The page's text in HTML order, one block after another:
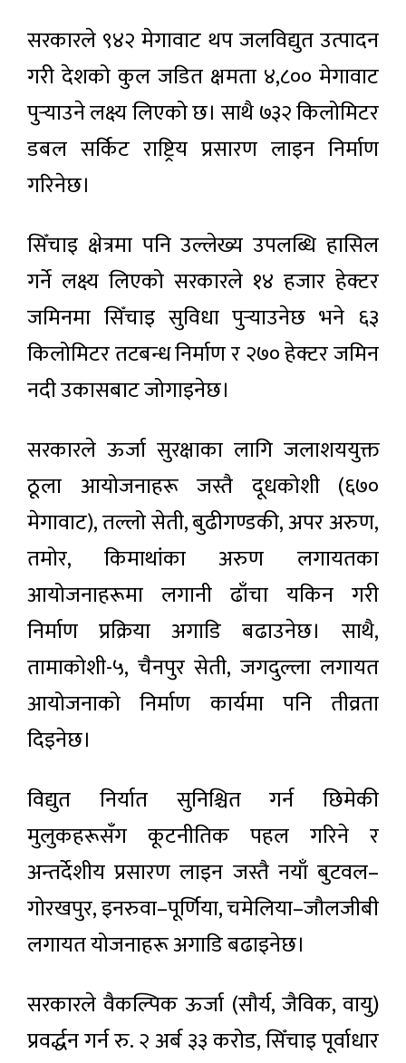
सरकारले ९४२ मेगावाट थप जलविद्युत उत्पादन
गरी देशको कुल जडित क्षमता ४,८०० मेगावाट
पुर्‍याउने लक्ष्य लिएको छ। साथै ७३२ किलोमिटर
डबल सर्किट राष्ट्रिय प्रसारण लाइन निर्माण
गरिनेछ।
सिँचाइ क्षेत्रमा पनि उल्लेख्य उपलब्धि हासिल
गर्ने लक्ष्य लिएको सरकारले १४ हजार हेक्टर
जमिनमा सिँचाइ सुविधा पुर्‍याउनेछ भने ६३
किलोमिटर तटबन्ध निर्माण र २७० हेक्टर जमिन
नदी उकासबाट जोगाइनेछ।
सरकारले ऊर्जा सुरक्षाका लागि जलाशययुक्त
ठूला आयोजनाहरू जस्तै दूधकोशी (६७०
मेगावाट), तल्लो सेती, बुढीगण्डकी, अपर अरुण,
तमोर, किमाथांका अरुण लगायतका
आयोजनाहरूमा लगानी ढाँचा यकिन गरी
निर्माण प्रक्रिया अगाडि बढाउनेछ। साथै,
तामाकोशी-५, चैनपुर सेती, जगदुल्ला लगायत
आयोजनाको निर्माण कार्यमा पनि तीव्रता
दिइनेछ।
विद्युत निर्यात सुनिश्चित गर्न छिमेकी
मुलुकहरूसँग कूटनीतिक पहल गरिने र
अन्तर्देशीय प्रसारण लाइन जस्तै नयाँ बुटवल–
गोरखपुर, इनरुवा–पूर्णिया, चमेलिया–जौलजीबी
लगायत योजनाहरू अगाडि बढाइनेछ।
सरकारले वैकल्पिक ऊर्जा (सौर्य, जैविक, वायु)
प्रवर्द्धन गर्न रु. २ अर्ब ३३ करोड, सिँचाइ पूर्वाधार